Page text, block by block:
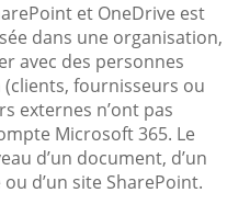
et OneDrive est
dans une organisation,
avec des personnes
(clients, fournisseurs ou
externes n’ont pas
Microsoft 365. Le
d’un document, d’un
d’un site SharePoint.